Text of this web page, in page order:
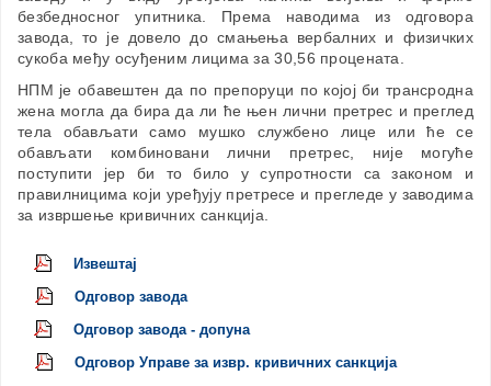
безбедносног упитника. Према наводима из одговора
завода, то је довело до смањења вербалних и физичких
сукоба међу осуђеним лицима за 30,56 процената.
НПМ је обавештен да по препоруци по којој би трансродна
жена могла да бира да ли ће њен лични претрес и преглед
тела обављати само мушко службено лице или ће се
обављати комбиновани лични претрес, није могуће
поступити јер би то било у супротности са законом и
правилницима који уређују претресе и прегледе у заводима
за извршење кривичних санкција.
Извештај
Одговор завода
Одговор завода - допуна
Одговор Управе за извр. кривичних санкција